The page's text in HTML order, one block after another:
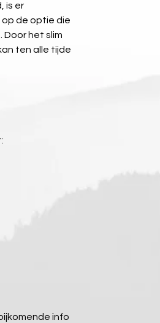
is er
de optie die
het slim
ten alle tijde
info